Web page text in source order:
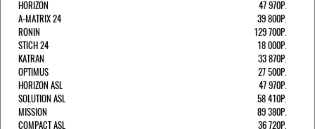
HORIZON
47 970Р.
A-MATRIX 24
39 800Р.
RONIN
129 700Р.
STICH 24
18 000Р.
KATRAN
33 870Р.
OPTIMUS
27 500Р.
HORIZON ASL
47 970Р.
SOLUTION ASL
58 410Р.
MISSION
89 380Р.
COMPACT ASL
36 720Р.